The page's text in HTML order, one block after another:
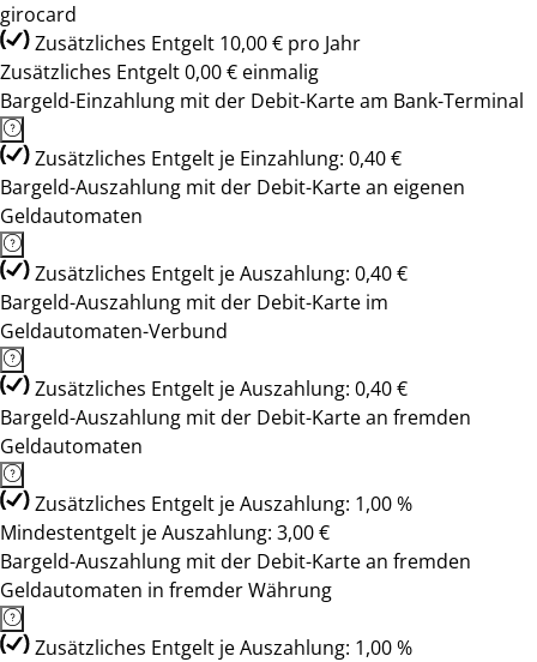
girocard
Zusätzliches Entgelt 10,00 € pro Jahr
Zusätzliches Entgelt 0,00 € einmalig
Bargeld-Einzahlung mit der Debit-Karte am Bank-Terminal
Zusätzliches Entgelt je Einzahlung: 0,40 €
Bargeld-Auszahlung mit der Debit-Karte an eigenen
Geldautomaten
Zusätzliches Entgelt je Auszahlung: 0,40 €
Bargeld-Auszahlung mit der Debit-Karte im
Geldautomaten-Verbund
Zusätzliches Entgelt je Auszahlung: 0,40 €
Bargeld-Auszahlung mit der Debit-Karte an fremden
Geldautomaten
Zusätzliches Entgelt je Auszahlung: 1,00 %
Mindestentgelt je Auszahlung: 3,00 €
Bargeld-Auszahlung mit der Debit-Karte an fremden
Geldautomaten in fremder Währung
Zusätzliches Entgelt je Auszahlung: 1,00 %